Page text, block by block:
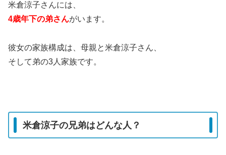
米倉涼子さんには、
4歳年下の弟さんがいます。
彼女の家族構成は、母親と米倉涼子さん、
そして弟の3人家族です。
米倉涼子の兄弟はどんな人？